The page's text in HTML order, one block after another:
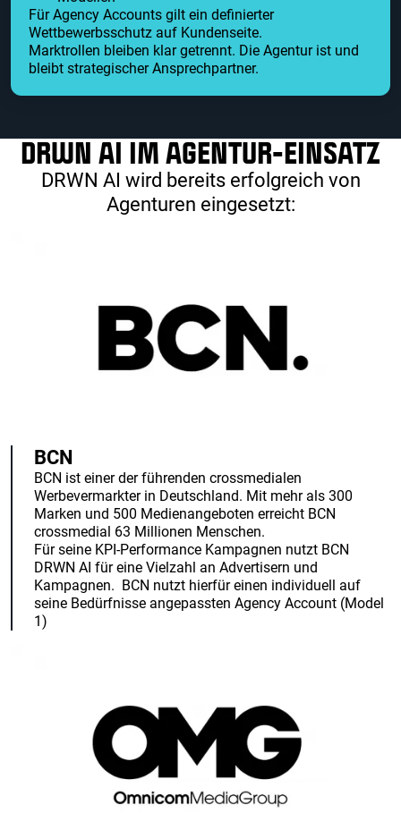
Für Agency Accounts gilt ein definierter
Wettbewerbsschutz auf Kundenseite.
Marktrollen bleiben klar getrennt. Die Agentur ist und
bleibt strategischer Ansprechpartner.
DRWN AI IM AGENTUR-EINSATZ
DRWN AI wird bereits erfolgreich von
Agenturen eingesetzt:
BCN
BCN ist einer der führenden crossmedialen
Werbevermarkter in Deutschland. Mit mehr als 300
Marken und 500 Medienangeboten erreicht BCN
crossmedial 63 Millionen Menschen.
Für seine KPI-Performance Kampagnen nutzt BCN
DRWN AI für eine Vielzahl an Advertisern und
Kampagnen. BCN nutzt hierfür einen individuell auf
seine Bedürfnisse angepassten Agency Account (Model
1)